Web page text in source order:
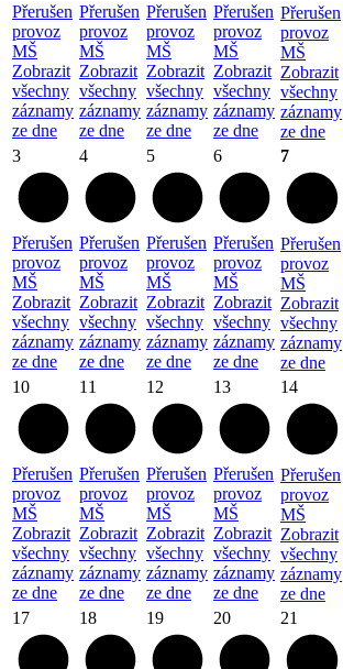
Přerušen
provoz
MŠ
Zobrazit
všechny
záznamy
ze dne
Přerušen
provoz
MŠ
Zobrazit
všechny
záznamy
ze dne
Přerušen
provoz
MŠ
Zobrazit
všechny
záznamy
ze dne
Přerušen
provoz
MŠ
Zobrazit
všechny
záznamy
ze dne
Přerušen
provoz
MŠ
Zobrazit
všechny
záznamy
ze dne
3
Přerušen
provoz
MŠ
Zobrazit
všechny
záznamy
ze dne
4
Přerušen
provoz
MŠ
Zobrazit
všechny
záznamy
ze dne
5
Přerušen
provoz
MŠ
Zobrazit
všechny
záznamy
ze dne
6
Přerušen
provoz
MŠ
Zobrazit
všechny
záznamy
ze dne
7
Přerušen
provoz
MŠ
Zobrazit
všechny
záznamy
ze dne
10
Přerušen
provoz
MŠ
Zobrazit
všechny
záznamy
ze dne
11
Přerušen
provoz
MŠ
Zobrazit
všechny
záznamy
ze dne
12
Přerušen
provoz
MŠ
Zobrazit
všechny
záznamy
ze dne
13
Přerušen
provoz
MŠ
Zobrazit
všechny
záznamy
ze dne
14
Přerušen
provoz
MŠ
Zobrazit
všechny
záznamy
ze dne
17
18 19 20 21